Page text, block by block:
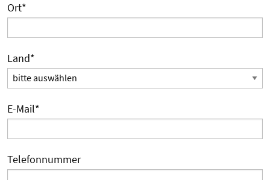
Ort*
Land*
E-Mail*
Telefonnummer